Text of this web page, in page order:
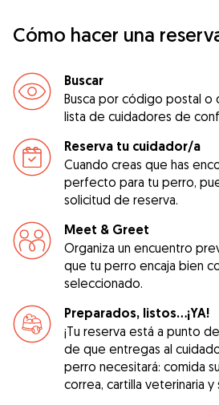
Cómo hacer una
Buscar
Busca por código postal o
lista de cuidadores de
Reserva tu cuidador/a
Cuando creas que has
perfecto para tu perro,
solicitud de reserva.
Meet & Greet
Organiza un encuentro
que tu perro encaja bien
seleccionado.
Preparados, listos...¡YA!
¡Tu reserva está a punto
de que entregas al
perro necesitará: comida
correa, cartilla veterinaria